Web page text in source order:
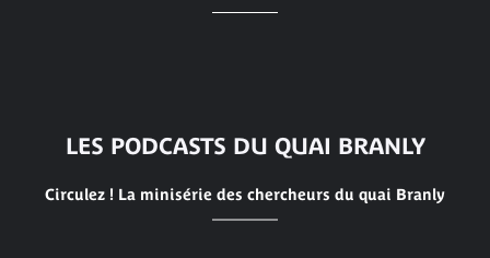
LES PODCASTS DU QUAI BRANLY
Circulez ! La minisérie des chercheurs du quai Branly